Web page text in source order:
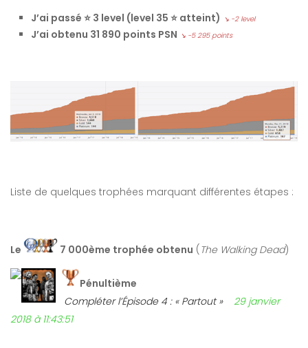
J’ai passé ⭐ 3 level (level 35 ⭐ atteint) ↘ -2 level
J’ai obtenu 31 890 points PSN ↘ -5 295 points
Liste de quelques trophées marquant différentes étapes :
Le 7 000ème trophée obtenu ( The Walking Dead)
Pénultième
Compléter l’Épisode 4 : « Partout »
29 janvier
2018 à 11:43:51